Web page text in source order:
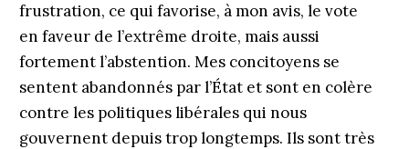
frustration, ce qui favorise, à mon avis, le vote
en faveur de l’extrême droite, mais aussi
fortement l’abstention. Mes concitoyens se
sentent abandonnés par l’État et sont en colère
contre les politiques libérales qui nous
gouvernent depuis trop longtemps. Ils sont très